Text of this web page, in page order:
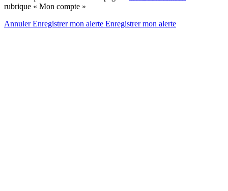
rubrique « Mon compte »
AnnulerEnregistrer mon alerte Enregistrermon alerte